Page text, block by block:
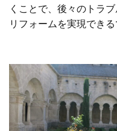
くことで、後々のトラ
リフォームを実現できる